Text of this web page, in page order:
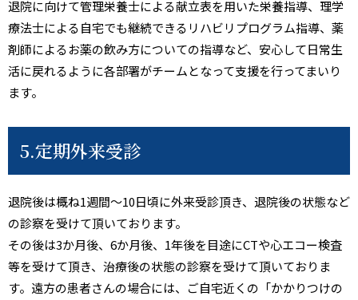
退院に向けて管理栄養士による献立表を用いた栄養指導、理学
療法士による自宅でも継続できるリハビリプログラム指導、薬
剤師によるお薬の飲み方についての指導など、安心して日常生
活に戻れるように各部署がチームとなって支援を行ってまいり
ます。
5.定期外来受診
退院後は概ね1週間～10日頃に外来受診頂き、退院後の状態など
の診察を受けて頂いております。
その後は3か月後、6か月後、1年後を目途にCTや心エコー検査
等を受けて頂き、治療後の状態の診察を受けて頂いておりま
す。遠方の患者さんの場合には、ご自宅近くの「かかりつけの